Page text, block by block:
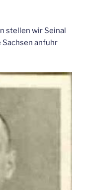
stellen wir Seinal
Sachsen anfuhr